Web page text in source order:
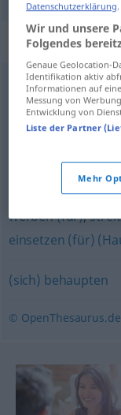
(miteinander)
(sich) schlagen,
ringen (mit)
werben (für),
einsetzen (für)
(sich) behaupten
© OpenThesaurus.de
Datenschutzerklärung
Wir und unsere
Folgendes
Genaue Geolocation-
Identifikation aktiv
Informationen auf
Messung von
Entwicklung von
Liste der Partner
Mehr